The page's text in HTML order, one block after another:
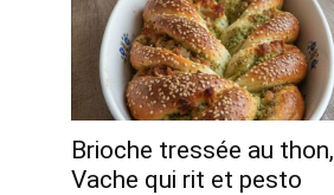
Brioche tressée au thon,
Vache qui rit et pesto